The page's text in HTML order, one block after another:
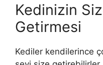
Kedinizin
Getirmesi
Kediler kendilerince